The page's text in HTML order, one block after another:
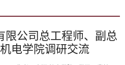
限公司总工程师、副总
电学院调研交流